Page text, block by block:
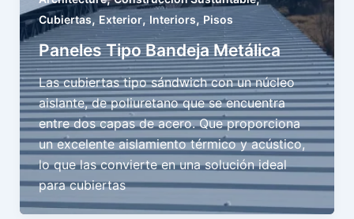
Cubiertas, Exterior, Interiors, Pisos
Paneles Tipo Bandeja Metálica
Las cubiertas tipo sándwich con un núcleo
aislante, de poliuretano que se encuentra
entre dos capas de acero. Que proporciona
un excelente aislamiento térmico y acústico,
lo que las convierte en una solución ideal
para cubiertas